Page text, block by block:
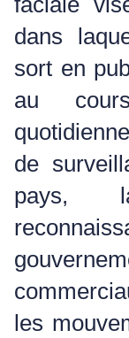
dans
sort en
au
de
pays,
les